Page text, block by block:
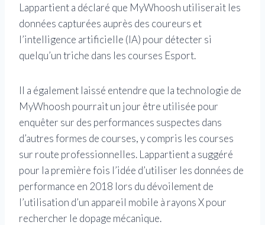
Lappartient a déclaré que MyWhoosh utiliserait les
données capturées auprès des coureurs et
l’intelligence artificielle (IA) pour détecter si
quelqu’un triche dans les courses Esport.
Il a également laissé entendre que la technologie de
MyWhoosh pourrait un jour être utilisée pour
enquêter sur des performances suspectes dans
d’autres formes de courses, y compris les courses
sur route professionnelles. Lappartient a suggéré
pour la première fois l’idée d’utiliser les données de
performance en 2018 lors du dévoilement de
l’utilisation d’un appareil mobile à rayons X pour
rechercher le dopage mécanique.